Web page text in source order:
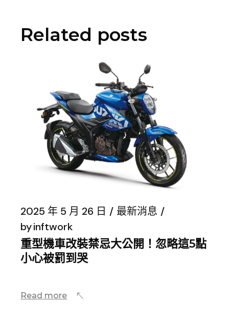
Related posts
2025 年 5 月 26 日
最新消息
byinftwork
重型機車改裝禁忌大公開！忽略這5點
小心被罰到哭
Read more